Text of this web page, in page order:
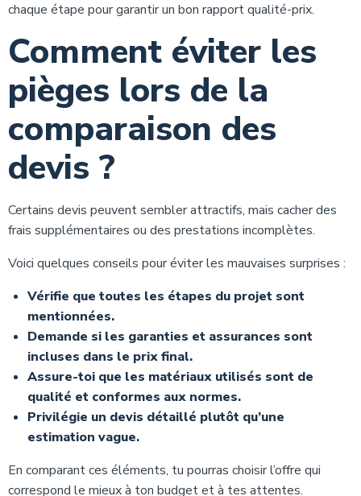
chaque étape pour garantir un bon rapport qualité-prix.
Comment éviter les
pièges lors de la
comparaison des
devis ?
Certains devis peuvent sembler attractifs, mais cacher des
frais supplémentaires ou des prestations incomplètes.
Voici quelques conseils pour éviter les mauvaises surprises :
Vérifie que toutes les étapes du projet sont
mentionnées.
Demande si les garanties et assurances sont
incluses dans le prix final.
Assure-toi que les matériaux utilisés sont de
qualité et conformes aux normes.
Privilégie un devis détaillé plutôt qu’une
estimation vague.
En comparant ces éléments, tu pourras choisir l’offre qui
correspond le mieux à ton budget et à tes attentes.